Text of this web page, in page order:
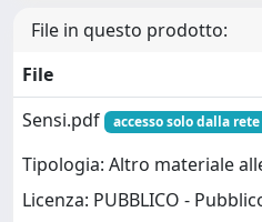
File in questo prodotto:
File
Sensi.pdf
accesso solo dalla
Tipologia: Altro materiale
Licenza: PUBBLICO -